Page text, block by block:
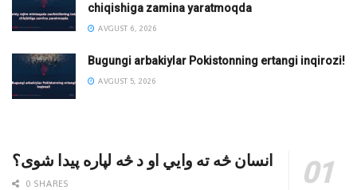
chiqishiga zamina yaratmoqda
AVGUST 6, 2026
Bugungi arbakiylar Pokistonning ertangi inqirozi!
AVGUST 5, 2026
انسان څه ته وایي او د څه لپاره پیدا شوی؟
0 SHARES